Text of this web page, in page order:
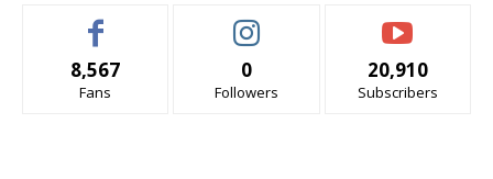
8,567
Fans
0
Followers
20,910
Subscribers